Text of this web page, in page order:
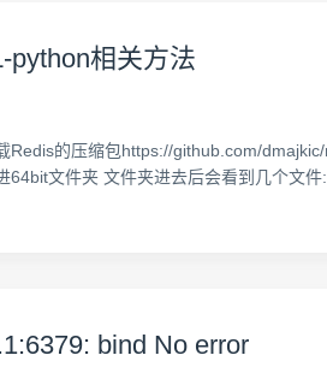
python相关方法
的压缩包https://github.com/
文件夹 文件夹进去后会看到几个文
bind No error